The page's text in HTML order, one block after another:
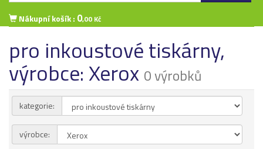
Nákupní košík : 0,00 Kč
Přihlášení zákazníka
Přihlásit se
Nová registrace Ztráta hesla
pro inkoustové tiskárny,
výrobce: Xerox 0 výrobků
kategorie:
výrobce: